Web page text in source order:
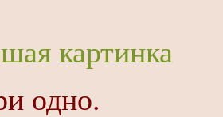
картинка
одно.